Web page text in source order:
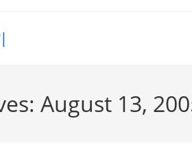
August 13,